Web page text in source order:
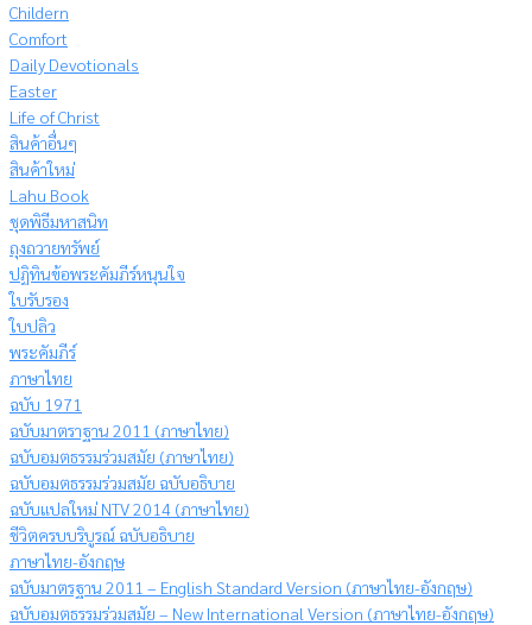
Childern
Comfort
Daily Devotionals
Easter
Life of Christ
สินค้าอื่นๆ
สินค้าใหม่
Lahu Book
ชุดพิธีมหาสนิท
ถุงถวายทรัพย์
ปฏิทินข้อพระคัมภีร์หนุนใจ
ใบรับรอง
ใบปลิว
พระคัมภีร์
ภาษาไทย
ฉบับ 1971
ฉบับมาตราฐาน 2011 (ภาษาไทย)
ฉบับอมตธรรมร่วมสมัย (ภาษาไทย)
ฉบับอมตธรรมร่วมสมัย ฉบับอธิบาย
ฉบับแปลใหม่ NTV 2014 (ภาษาไทย)
ชีวิตครบบริบูรณ์ ฉบับอธิบาย
ภาษาไทย-อังกฤษ
ฉบับมาตรฐาน 2011 – English Standard Version (ภาษาไทย-อังกฤษ)
ฉบับอมตธรรมร่วมสมัย – New International Version (ภาษาไทย-อังกฤษ)